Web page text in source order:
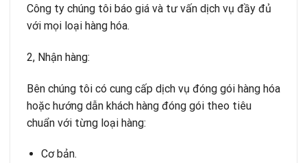
Công ty chúng tôi báo giá và tư vấn dịch vụ đầy đủ
với mọi loại hàng hóa.
2, Nhận hàng:
Bên chúng tôi có cung cấp dịch vụ đóng gói hàng hóa
hoặc hướng dẫn khách hàng đóng gói theo tiêu
chuẩn với từng loại hàng:
Cơ bản.